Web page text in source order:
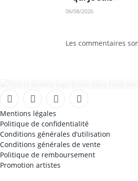
06/08/2026
Les commentaires
FacebookInstagramTikTok
YouTube
Mentions légales
Politique de confidentialité
Conditions générales d’utilisation
Conditions générales de vente
Politique de remboursement
Promotion artistes